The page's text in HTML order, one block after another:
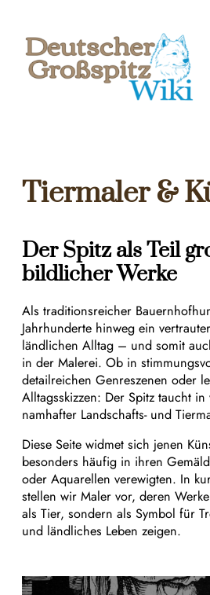
springen
Tiermaler &
Der Spitz als Teil
bildlicher Werke
Als traditionsreicher
Jahrhunderte hinweg ein
ländlichen Alltag – und somit
in der Malerei. Ob in
detailreichen Genreszenen oder
Alltagsskizzen: Der Spitz taucht in
namhafter Landschafts- und
Diese Seite widmet sich jenen
besonders häufig in ihren
oder Aquarellen verewigten. In
stellen wir Maler vor, deren
als Tier, sondern als Symbol für
und ländliches Leben zeigen.